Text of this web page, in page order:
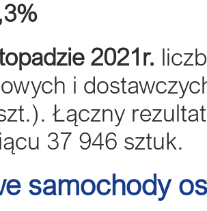
2021r.
i
Łączny
37 946 sztuk.
samochody